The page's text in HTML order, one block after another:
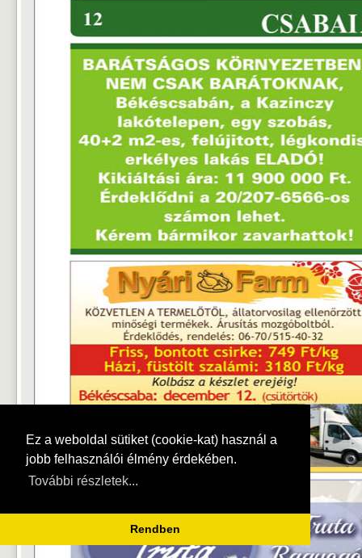
Ez a weboldal sütiket (cookie-kat) használ a
jobb felhasználói élmény érdekében.
További részletek...
Rendben